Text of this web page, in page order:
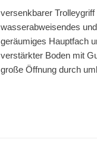
versenkbarer
wasserabweisendes
geräumiges Hauptfach
verstärkter Boden mit
große Öffnung durch